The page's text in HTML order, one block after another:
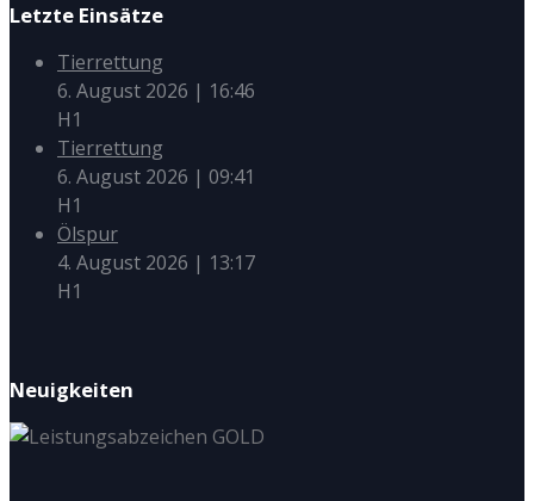
Letzte Einsätze
Tierrettung
6. August 2026 | 16:46
H1
Tierrettung
6. August 2026 | 09:41
H1
Ölspur
4. August 2026 | 13:17
H1
Neuigkeiten